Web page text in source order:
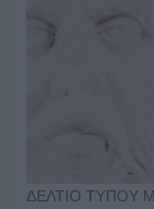
ΔΕΛΤΙΟ ΤΥΠΟΥ